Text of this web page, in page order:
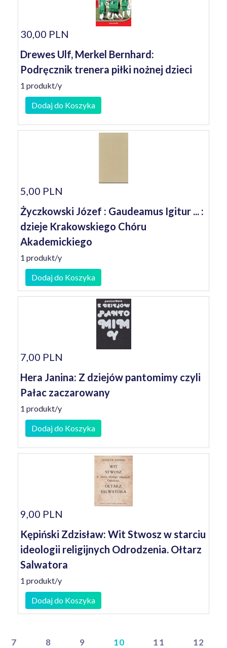
30,00 PLN
Drewes Ulf, Merkel Bernhard:
Podręcznik trenera piłki nożnej dzieci
1 produkt/y
Dodaj do Koszyka
5,00 PLN
Życzkowski Józef : Gaudeamus Igitur ... :
dzieje Krakowskiego Chóru
Akademickiego
1 produkt/y
Dodaj do Koszyka
7,00 PLN
Hera Janina: Z dziejów pantomimy czyli
Pałac zaczarowany
1 produkt/y
Dodaj do Koszyka
9,00 PLN
Kępiński Zdzisław: Wit Stwosz w starciu
ideologii religijnych Odrodzenia. Ołtarz
Salwatora
1 produkt/y
Dodaj do Koszyka
7 8 9 10 11 12